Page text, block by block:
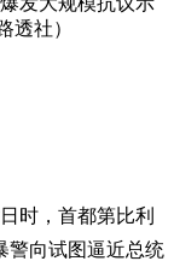
透社）
时，首都第比利
警向试图逼近总统